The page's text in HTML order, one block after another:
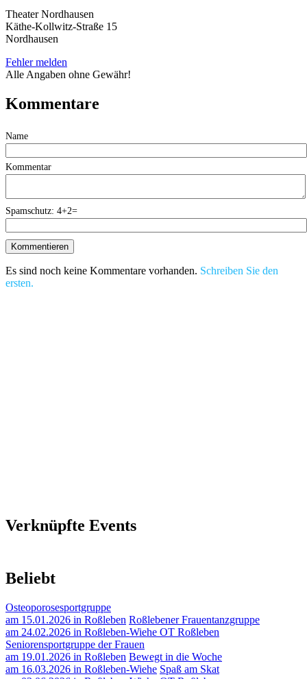
Theater Nordhausen
Käthe-Kollwitz-Straße 15
Nordhausen
Fehler melden
Alle Angaben ohne Gewähr!
Kommentare
Name
Kommentar
Spamschutz: 4+2=
Es sind noch keine Kommentare vorhanden. Schreiben Sie den
ersten.
Verknüpfte Events
Beliebt
Osteoporosesportgruppe
am 15.01.2026 in Roßleben Roßlebener Frauentanzgruppe
am 24.02.2026 in Roßleben-Wiehe OT Roßleben
Seniorensportgruppe der Frauen
am 19.01.2026 in Roßleben Bewegt in die Woche
am 16.03.2026 in Roßleben-Wiehe Spaß am Skat